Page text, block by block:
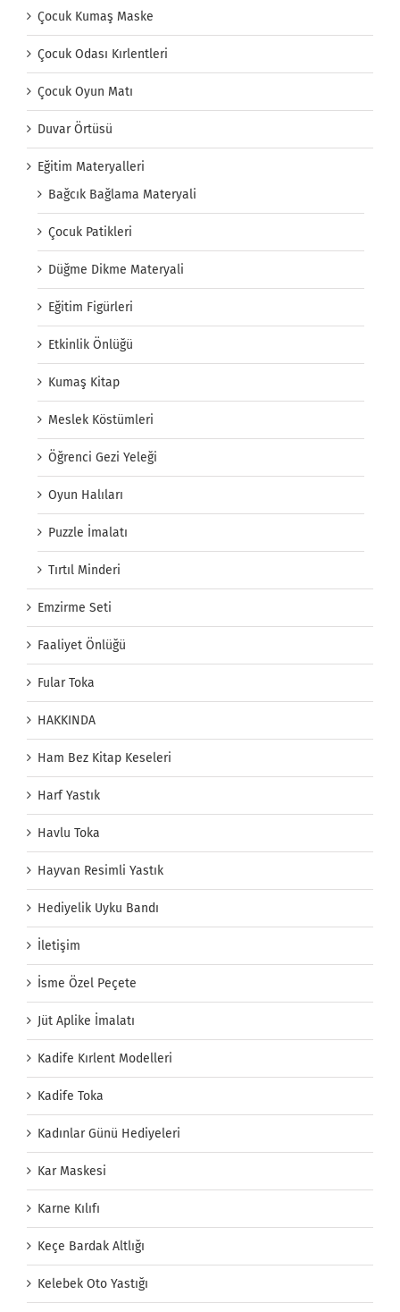
Çocuk Kumaş Maske
Çocuk Odası Kırlentleri
Çocuk Oyun Matı
Duvar Örtüsü
Eğitim Materyalleri
Bağcık Bağlama Materyali
Çocuk Patikleri
Düğme Dikme Materyali
Eğitim Figürleri
Etkinlik Önlüğü
Kumaş Kitap
Meslek Köstümleri
Öğrenci Gezi Yeleği
Oyun Halıları
Puzzle İmalatı
Tırtıl Minderi
Emzirme Seti
Faaliyet Önlüğü
Fular Toka
HAKKINDA
Ham Bez Kitap Keseleri
Harf Yastık
Havlu Toka
Hayvan Resimli Yastık
Hediyelik Uyku Bandı
İletişim
İsme Özel Peçete
Jüt Aplike İmalatı
Kadife Kırlent Modelleri
Kadife Toka
Kadınlar Günü Hediyeleri
Kar Maskesi
Karne Kılıfı
Keçe Bardak Altlığı
Kelebek Oto Yastığı